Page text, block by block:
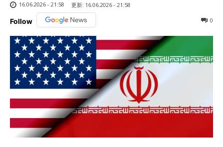
16.06.2026 - 21:58
更新: 16.06.2026 - 21:58
Follow 0